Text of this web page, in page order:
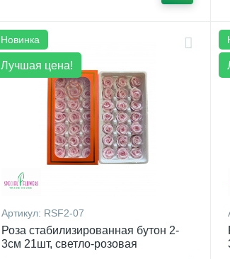
Новинка
Лучшая цена!
Артикул: RSF2-07
Роза стабилизированная бутон 2-
3см 21шт, светло-розовая